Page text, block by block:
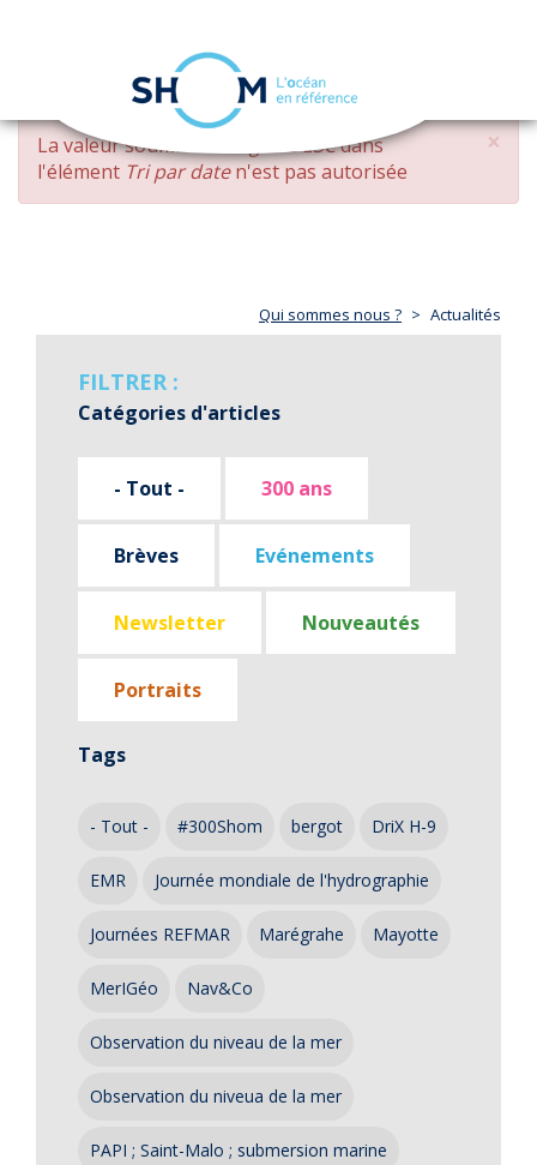
Aller
contenu
principal
navigation
×
MESSAGE
D'ERREUR
La valeur soumise changed DESCdans
l'élément Tri par daten'est pas autorisée
Qui sommes nous ? Actualités
FILTRER :
Catégories d'articles
- Tout - 300 ans
Brèves Evénements
Newsletter Nouveautés
Portraits
Tags
- Tout - #300Shom bergot DriX H-9
EMR Journée mondiale de l'hydrographie
Journées REFMAR Marégrahe Mayotte
MerIGéo Nav&Co
Observation du niveau de la mer
Observation du niveua de la mer
PAPI ; Saint-Malo ; submersion marine